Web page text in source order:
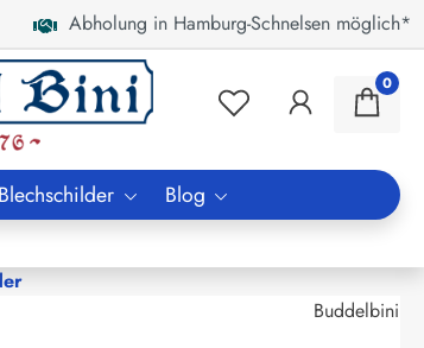
Abholung in Hamburg-Schnelsen möglich*
0
Blechschilder Blog
Buddelbini